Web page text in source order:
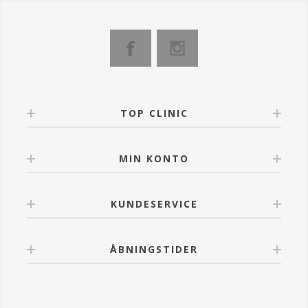
TOP CLINIC
MIN KONTO
KUNDESERVICE
ÅBNINGSTIDER